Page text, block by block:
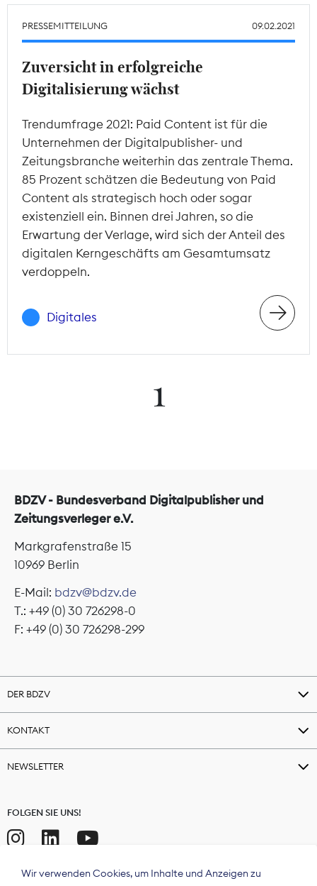
PRESSEMITTEILUNG 09.02.2021
Zuversicht in erfolgreiche
Digitalisierung wächst
Trendumfrage 2021: Paid Content ist für die
Unternehmen der Digitalpublisher- und
Zeitungsbranche weiterhin das zentrale Thema.
85 Prozent schätzen die Bedeutung von Paid
Content als strategisch hoch oder sogar
existenziell ein. Binnen drei Jahren, so die
Erwartung der Verlage, wird sich der Anteil des
digitalen Kerngeschäfts am Gesamtumsatz
verdoppeln.
Digitales
1
BDZV - Bundesverband Digitalpublisher und
Zeitungsverleger e.V.
Markgrafenstraße 15
10969 Berlin
E-Mail: bdzv@bdzv.de
T.: +49 (0) 30 726298-0
F: +49 (0) 30 726298-299
DER BDZV
KONTAKT
NEWSLETTER
FOLGEN SIE UNS!
Wir verwenden Cookies, um Inhalte und Anzeigen zu